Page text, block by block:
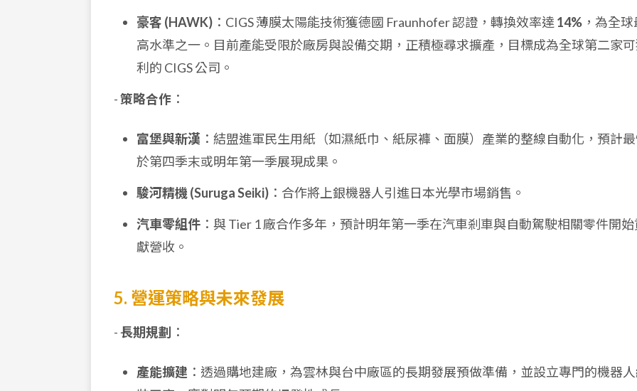
豪客 (HAWK) ：CIGS 薄膜太陽能技術獲德國 Fraunhofer 認證，轉換效率達 14% ，為全
高水準之一。目前產能受限於廠房與設備交期，正積極尋求擴產，目標成為全球第二家
利的 CIGS 公司。
-策略合作 ：
富堡與新漢 ：結盟進軍民生用紙（如濕紙巾、紙尿褲、面膜）產業的整線自動化，預計
於第四季末或明年第一季展現成果。
駿河精機 (Suruga Seiki) ：合作將上銀機器人引進日本光學市場銷售。
汽車零組件 ：與 Tier 1 廠合作多年，預計明年第一季在汽車剎車與自動駕駛相關零件開
獻營收。
5. 營運策略與未來發展
-長期規劃 ：
產能擴建 ：透過購地建廠，為雲林與台中廠區的長期發展預做準備，並設立專門的機器